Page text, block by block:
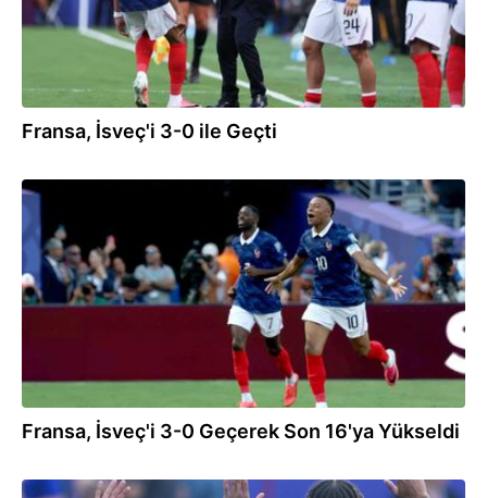
Fransa, İsveç'i 3-0 ile Geçti
Fransa, İsveç'i 3-0 Geçerek Son 16'ya Yükseldi